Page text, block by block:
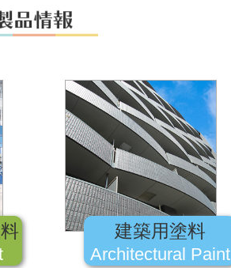
建築用塗料
Architectural Paint